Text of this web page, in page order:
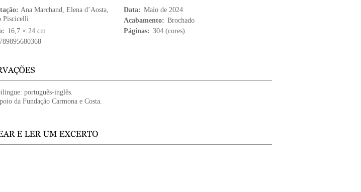
Ana Marchand, Elena d’Aosta,
Piscicelli
Data: Maio de 2024
Acabamento: Brochado
16,7 × 24 cm Páginas: 304 (cores)
português-inglês.
da Fundação Carmona e Costa.